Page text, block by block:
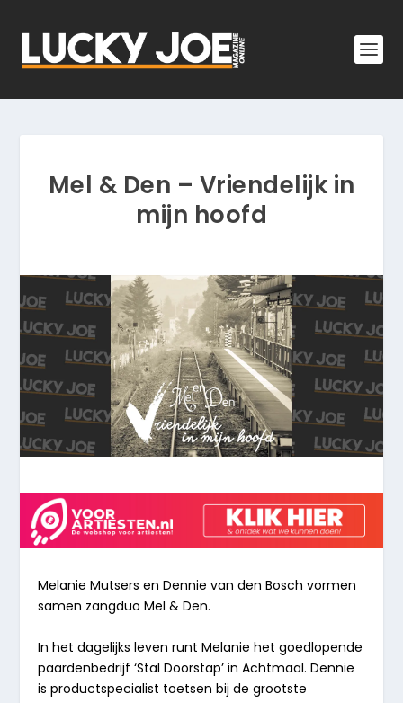
Mel & Den – Vriendelijk in
mijn hoofd
Melanie Mutsers en Dennie van den Bosch vormen
samen zangduo Mel & Den.
In het dagelijks leven runt Melanie het goedlopende
paardenbedrijf ‘Stal Doorstap’ in Achtmaal. Dennie
is productspecialist toetsen bij de grootste